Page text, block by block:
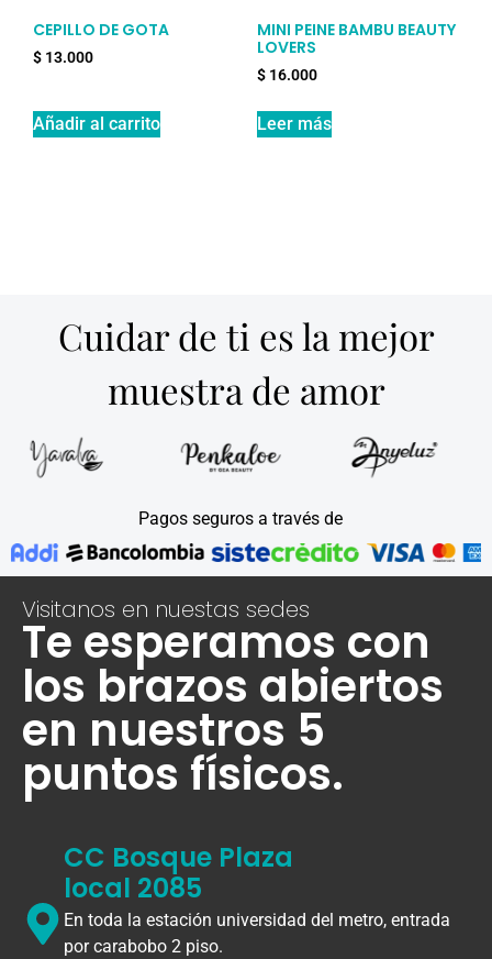
CEPILLO DE GOTA
$ 13.000
Añadir al carrito
MINI PEINE BAMBU BEAUTY
LOVERS
$ 16.000
Leer más
Cuidar de ti es la mejor
muestra de amor
Pagos seguros a través de
Visitanos en nuestas sedes
Te esperamos con
los brazos abiertos
en nuestros 5
puntos físicos.
CC Bosque Plaza
local 2085
En toda la estación universidad del metro, entrada
por carabobo 2 piso.